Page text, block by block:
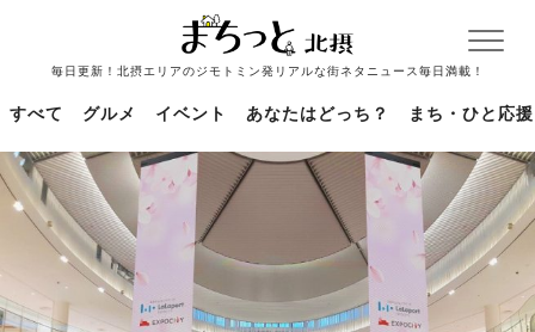
毎日更新！北摂エリアのジモトミン発リアルな街ネタニュース毎日満載！
すべて グルメ イベント あなたはどっち？ まち・ひと応援